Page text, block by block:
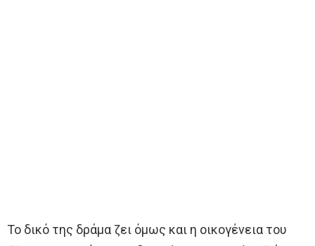
Το δικό της δράμα ζει όμως και η οικογένεια του